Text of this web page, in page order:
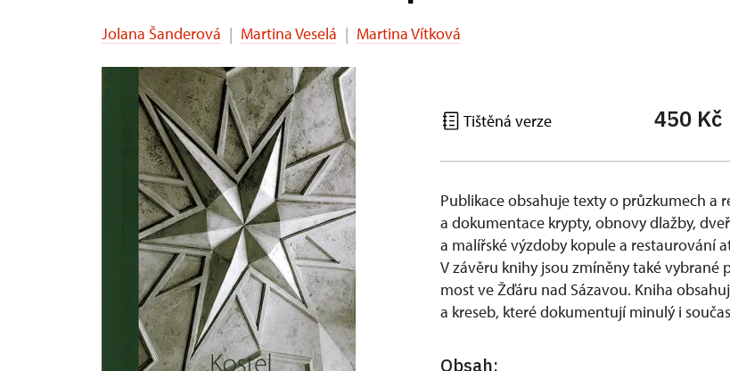
Jolana Šanderová | Martina Veselá | Martina Vítková
Tištěná verze 450 Kč
Publikace obsahuje texty o průzkumech a
a dokumentace krypty, obnovy dlažby,
a malířské výzdoby kopule a restaurování
V závěru knihy jsou zmíněny také
most ve Žďáru nad Sázavou. Kniha
a kreseb, které dokumentují minulý i
Obsah: